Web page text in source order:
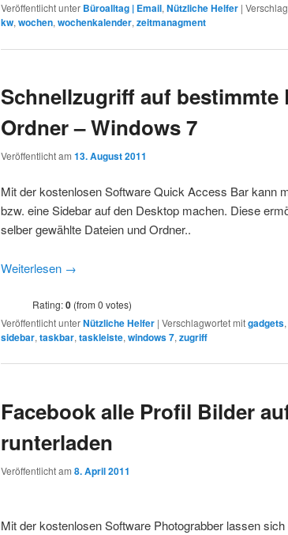
Veröffentlicht unter Büroalltag | Email, Nützliche Helfer |
kw, wochen, wochenkalender, zeitmanagment
Schnellzugriff auf bestimmte
Ordner – Windows 7
Veröffentlicht am 13. August 2011
Mit der kostenlosen Software Quick Access Bar kann
bzw. eine Sidebar auf den Desktop machen. Diese
selber gewählte Dateien und Ordner..
Weiterlesen →
Rating:0 (from 0 votes)
Veröffentlicht unterNützliche Helfer | Verschlagwortet mitgadgets,
sidebar, taskbar, taskleiste, windows 7, zugriff
Facebook alle Profil Bilder
runterladen
Veröffentlicht am 8. April 2011
Mit der kostenlosen Software Photograbber lassen